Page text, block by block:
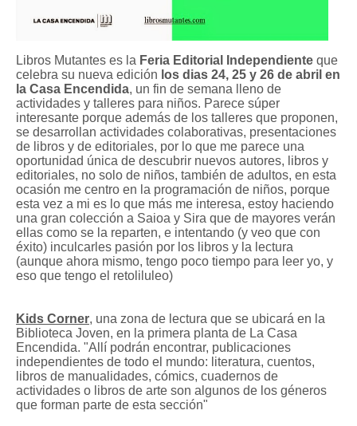
Libros Mutantes es la Feria Editorial Independiente que
celebra su nueva edición los dias 24, 25 y 26 de abril en
la Casa Encendida, un fin de semana lleno de
actividades y talleres para niños. Parece súper
interesante porque además de los talleres que proponen,
se desarrollan actividades colaborativas, presentaciones
de libros y de editoriales, por lo que me parece una
oportunidad única de descubrir nuevos autores, libros y
editoriales, no solo de niños, también de adultos, en esta
ocasión me centro en la programación de niños, porque
esta vez a mi es lo que más me interesa, estoy haciendo
una gran colección a Saioa y Sira que de mayores verán
ellas como se la reparten, e intentando (y veo que con
éxito) inculcarles pasión por los libros y la lectura
(aunque ahora mismo, tengo poco tiempo para leer yo, y
eso que tengo el retoliluleo)
Kids Corner, una zona de lectura que se ubicará en la
Biblioteca Joven, en la primera planta de La Casa
Encendida. "Allí podrán encontrar, publicaciones
independientes de todo el mundo: literatura, cuentos,
libros de manualidades, cómics, cuadernos de
actividades o libros de arte son algunos de los géneros
que forman parte de esta sección"